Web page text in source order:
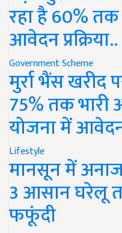
रहा है 60%
आवेदन प्रक्रिया..
Government Scheme
मुर्रा भैंस खरीद
75% तक
योजना में
Lifestyle
मानसून में
3 आसान घरेलू
फफूंदी